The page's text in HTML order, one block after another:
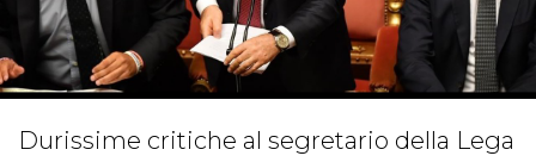
Durissime critiche al segretario della Lega